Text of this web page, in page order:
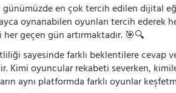
günümüzde en çok tercih edilen dijital
oynanabilen oyunları tercih ederek
geçen gün artırmaktadır. 🎯🔍
sayesinde farklı beklentilere cevap
Kimi oyuncular rekabeti severken,
aynı platformda farklı oyunlar